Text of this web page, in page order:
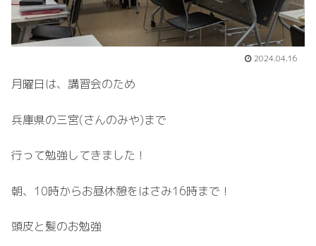
2024.04.16
月曜日は、講習会のため
兵庫県の三宮(さんのみや)まで
行って勉強してきました！
朝、10時からお昼休憩をはさみ16時まで！
頭皮と髪のお勉強